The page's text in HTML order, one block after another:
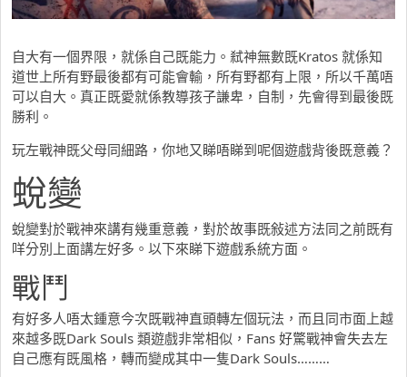
自大有一個界限，就係自己既能力。弒神無數既Kratos 就係知
道世上所有野最後都有可能會輸，所有野都有上限，所以千萬唔
可以自大。真正既愛就係教導孩子謙卑，自制，先會得到最後既
勝利。
玩左戰神既父母同細路，你地又睇唔睇到呢個遊戲背後既意義？
蛻變
蛻變對於戰神來講有幾重意義，對於故事既敍述方法同之前既有
咩分別上面講左好多。以下來睇下遊戲系統方面。
戰鬥
有好多人唔太鍾意今次既戰神直頭轉左個玩法，而且同市面上越
來越多既Dark Souls 類遊戲非常相似，Fans 好驚戰神會失去左
自己應有既風格，轉而變成其中一隻Dark Souls………